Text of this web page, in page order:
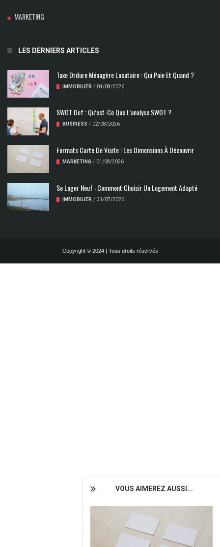
VOUS AIMEREZ AUSSI...
MARKETING
LES DERNIERS ARTICLES
Taxe Ordure Ménagère Locataire : Qui Paie Et Quand ?
IMMOBILIER / 04/08/2026
SWOT Def : Qu’est-Ce Que L’analyse SWOT ?
BUSINESS / 02/08/2026
Formats Carte De Visite : Les Dimensions À Découvrir
MARKETING / 01/08/2026
Se Loger Neuf : Comment Choisir Un Logement Adapté
IMMOBILIER / 31/07/2026
Copyright © 2024 | Tous droits réservés